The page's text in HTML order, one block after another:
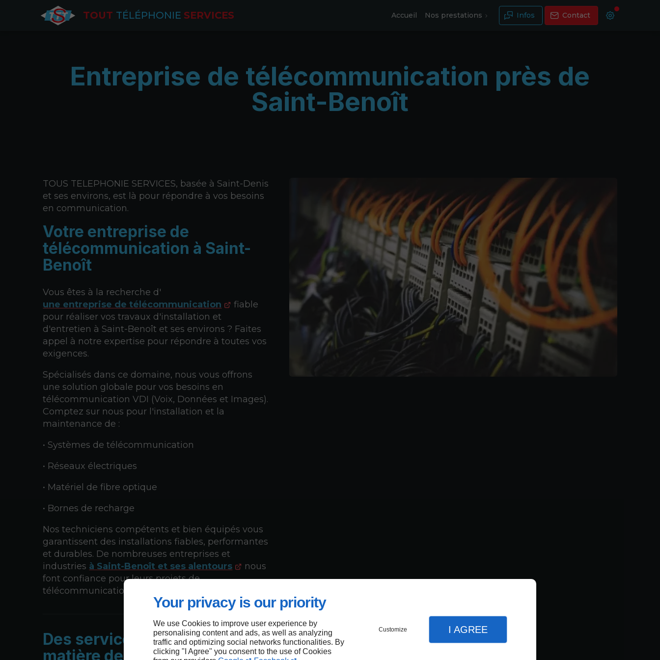
Your privacy is our priority
We use Cookies to improve user experience by
personalising content and ads, as well as analyzing
traffic and optimizing social networks functionalities. By
clicking "I Agree" you consent to the use of Cookies
Customize I AGREE
TOUT TÉLÉPHONIE SERVICES Accueil Nos prestations Infos Contact
Entreprise de télécommunication près de
Saint-Benoît
TOUS TELEPHONIE SERVICES, basée à Saint-Denis
et ses environs, est là pour répondre à vos besoins
en communication.
Votre entreprise de
télécommunication à Saint-
Benoît
Vous êtes à la recherche d'
une entreprise de télécommunication
fiable
pour réaliser vos travaux d'installation et
d'entretien à Saint-Benoît et ses environs ? Faites
appel à notre expertise pour répondre à toutes vos
exigences.
Spécialisés dans ce domaine, nous vous offrons
une solution globale pour vos besoins en
télécommunication VDI (Voix, Données et Images).
Comptez sur nous pour l'installation et la
maintenance de :
• Systèmes de télécommunication
• Réseaux électriques
• Matériel de fibre optique
• Bornes de recharge
Nos techniciens compétents et bien équipés vous
garantissent des installations fiables, performantes
et durables. De nombreuses entreprises et
industries à Saint-Benoît et ses alentours
nous
font confiance pour leurs projets de
télécommunication.
Des service de qualité en
matière de communication à